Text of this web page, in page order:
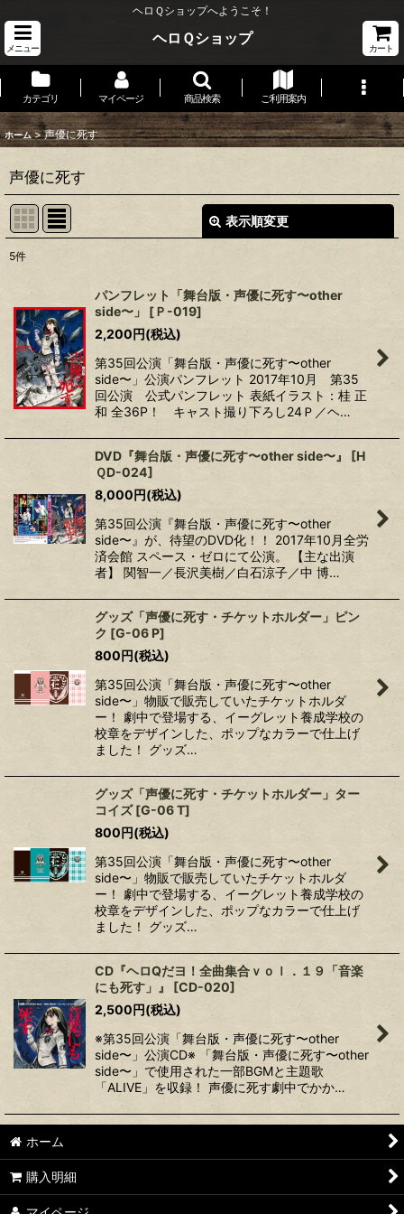
ヘロＱショップへようこそ！
メニュー
ヘロＱショップ
カート
カテゴリ マイページ 商品検索 ご利用案内
ホーム > 声優に死す
声優に死す
表示順変更
並び順:
絞り込む
5件
パンフレット「舞台版・声優に死す〜other
side〜」
[Ｐ-019]
2,200円(税込)
第35回公演「舞台版・声優に死す〜other
side〜」公演パンフレット 2017年10月 第35
回公演 公式パンフレット 表紙イラスト：桂 正
和 全36P！ キャスト撮り下ろし24Ｐ／ヘ…
DVD『舞台版・声優に死す〜other side〜』 [H
ＱD-024]
8,000円(税込)
第35回公演『舞台版・声優に死す〜other
side〜』が、待望のDVD化！！ 2017年10月全労
済会館 スペース・ゼロにて公演。 【主な出演
者】 関智一／長沢美樹／白石涼子／中 博…
グッズ「声優に死す・チケットホルダー」ピン
ク [G-06 P]
800円(税込)
第35回公演「舞台版・声優に死す〜other
side〜」物販で販売していたチケットホルダ
ー！ 劇中で登場する、イーグレット養成学校の
校章をデザインした、ポップなカラーで仕上げ
ました！ グッズ…
グッズ「声優に死す・チケットホルダー」ター
コイズ [G-06 T]
800円(税込)
第35回公演「舞台版・声優に死す〜other
side〜」物販で販売していたチケットホルダ
ー！ 劇中で登場する、イーグレット養成学校の
校章をデザインした、ポップなカラーで仕上げ
ました！ グッズ…
CD『ヘロQだヨ！全曲集合ｖｏｌ．１９「音楽
にも死す」』
[CD-020]
2,500円(税込)
※第35回公演「舞台版・声優に死す〜other
side〜」公演CD※ 「舞台版・声優に死す〜other
side〜」で使用された一部BGMと主題歌
「ALIVE」を収録！ 声優に死す劇中でかか…
ホーム
購入明細